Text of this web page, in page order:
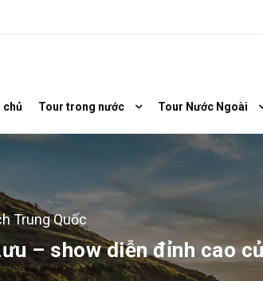
chủ Tour trong nước Tour Nước Ngoài
Trung Quốc
– show diễn đỉnh cao